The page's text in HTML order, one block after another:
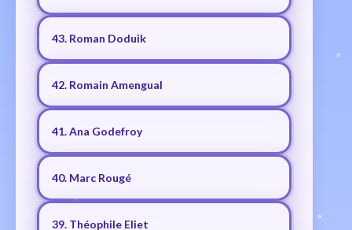
43. Roman Doduik
42. Romain Amengual
41. Ana Godefroy
40. Marc Rougé
39. Théophile Eliet